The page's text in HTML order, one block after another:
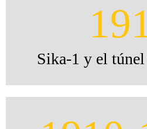
Sika-1 y el